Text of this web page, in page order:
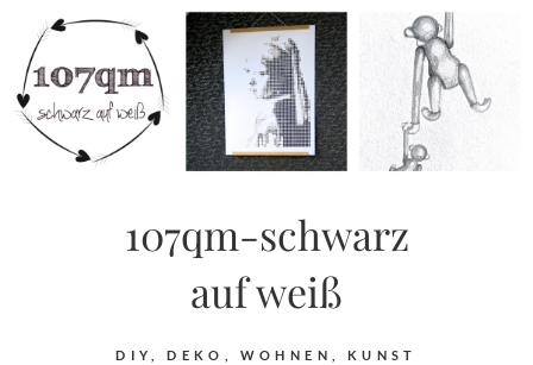
content
107qm-schwarz
auf weiß
DIY, DEKO, WOHNEN, KUNST